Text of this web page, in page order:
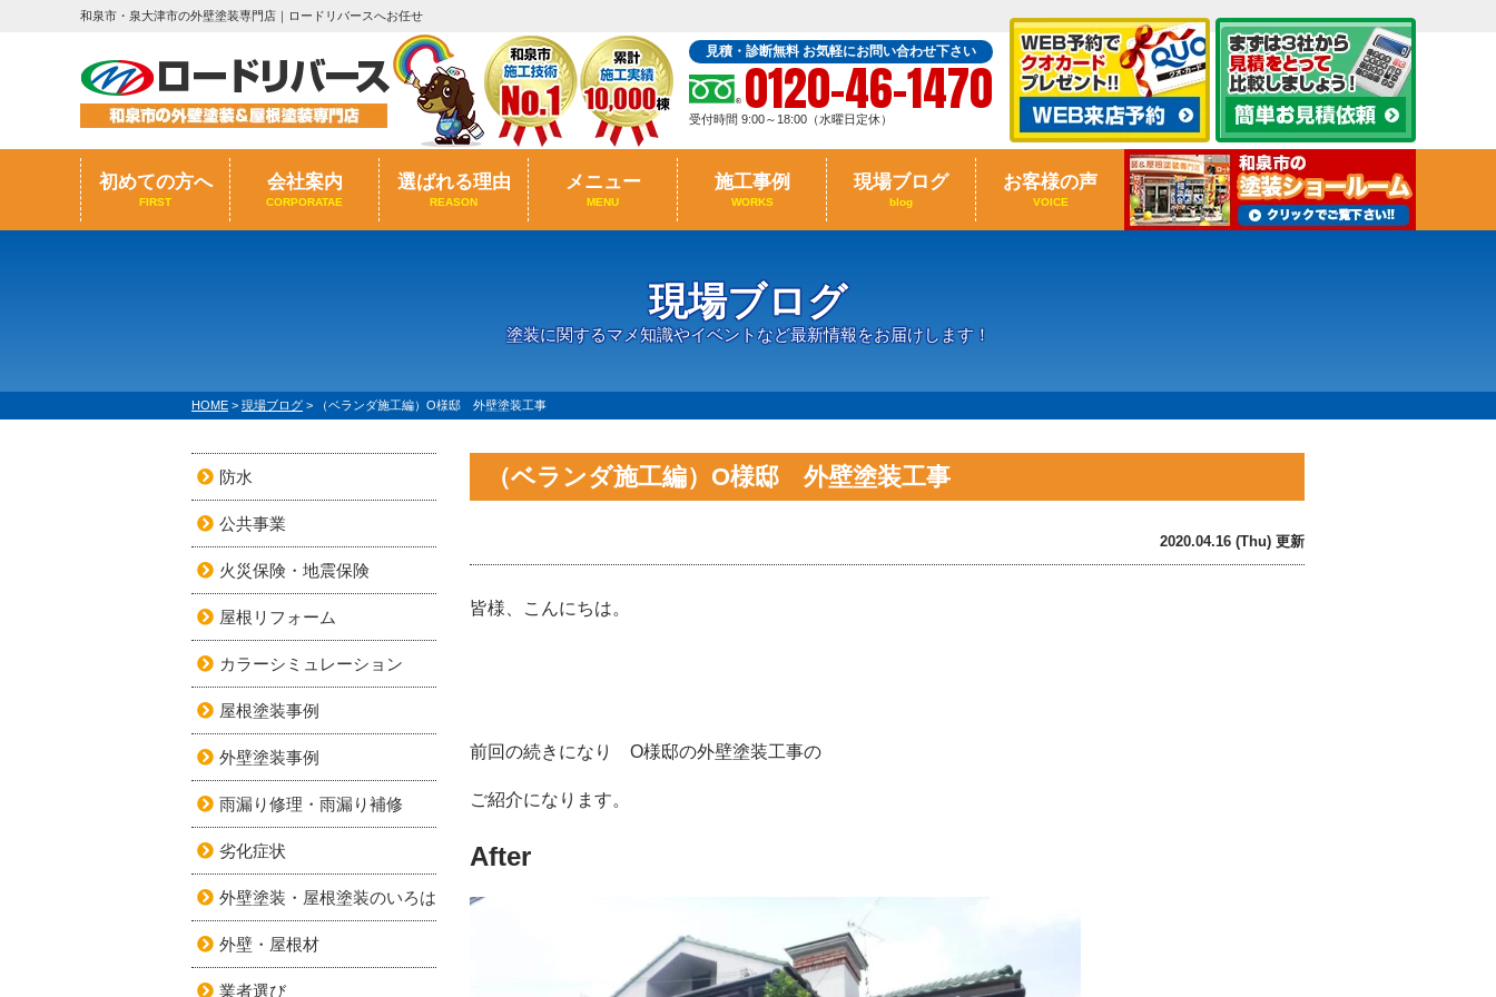
和泉市・泉大津市の外壁塗装専門店｜ロードリバースへお任せ
見積・診断無料 お気軽にお問い合わせ下さい
0120-46-1470
受付時間 9:00～18:00（水曜日定休）
初めての方へ
FIRST
会社案内
CORPORATAE
選ばれる理由
REASON
メニュー
MENU
施工事例
WORKS
現場ブログ
blog
お客様の声
VOICE
現場ブログ
塗装に関するマメ知識やイベントなど最新情報をお届けします！
HOME > 現場ブログ > （ベランダ施工編）O様邸 外壁塗装工事
（ベランダ施工編）O様邸 外壁塗装工事
2020.04.16 (Thu) 更新
皆様、こんにちは。
前回の続きになり O様邸の外壁塗装工事の
ご紹介になります。
After
防水
公共事業
火災保険・地震保険
屋根リフォーム
カラーシミュレーション
屋根塗装事例
外壁塗装事例
雨漏り修理・雨漏り補修
劣化症状
外壁塗装・屋根塗装のいろは
外壁・屋根材
業者選び